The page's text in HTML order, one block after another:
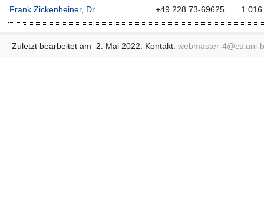
Frank Zickenheiner, Dr.
+49 228 73-69625 1.016
Zuletzt bearbeitet am 2. Mai 2022. Kontakt: webmaster-4@cs.uni-